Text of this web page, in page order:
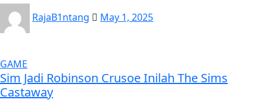
RajaB1ntang May 1, 2025
GAME
Sim Jadi Robinson Crusoe Inilah The Sims
Castaway